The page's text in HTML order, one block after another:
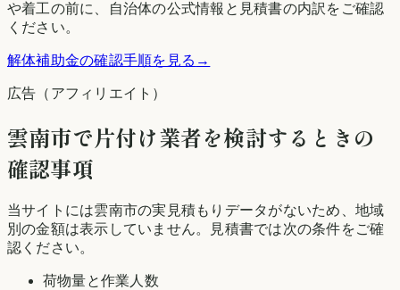
や着工の前に、自治体の公式情報と見積書の内訳をご確認
ください。
解体補助金の確認手順を見る →
広告（アフィリエイト）
雲南市で片付け業者を検討するときの
確認事項
当サイトには雲南市の実見積もりデータがないため、地域
別の金額は表示していません。見積書では次の条件をご確
認ください。
荷物量と作業人数